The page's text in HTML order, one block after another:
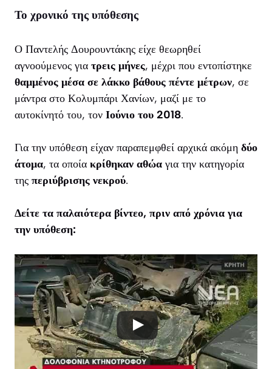
Το χρονικό της υπόθεσης
Ο Παντελής Δουρουντάκης είχε θεωρηθεί
αγνοούμενος για τρεις μήνες, μέχρι που εντοπίστηκε
θαμμένος μέσα σε λάκκο βάθους πέντε μέτρων, σε
μάντρα στο Κολυμπάρι Χανίων, μαζί με το
αυτοκίνητό του, τον Ιούνιο του 2018.
Για την υπόθεση είχαν παραπεμφθεί αρχικά ακόμη δύο
άτομα, τα οποία κρίθηκαν αθώα για την κατηγορία
της περιύβρισης νεκρού.
Δείτε τα παλαιότερα βίντεο, πριν από χρόνια για
την υπόθεση: